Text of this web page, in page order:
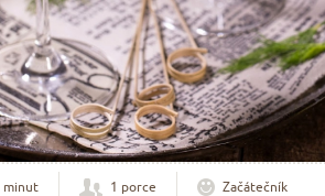
minut 1 porce Začátečník